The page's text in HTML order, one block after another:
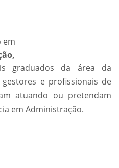
em
graduados da área da
gestores e profissionais de
atuando ou pretendam
em Administração.